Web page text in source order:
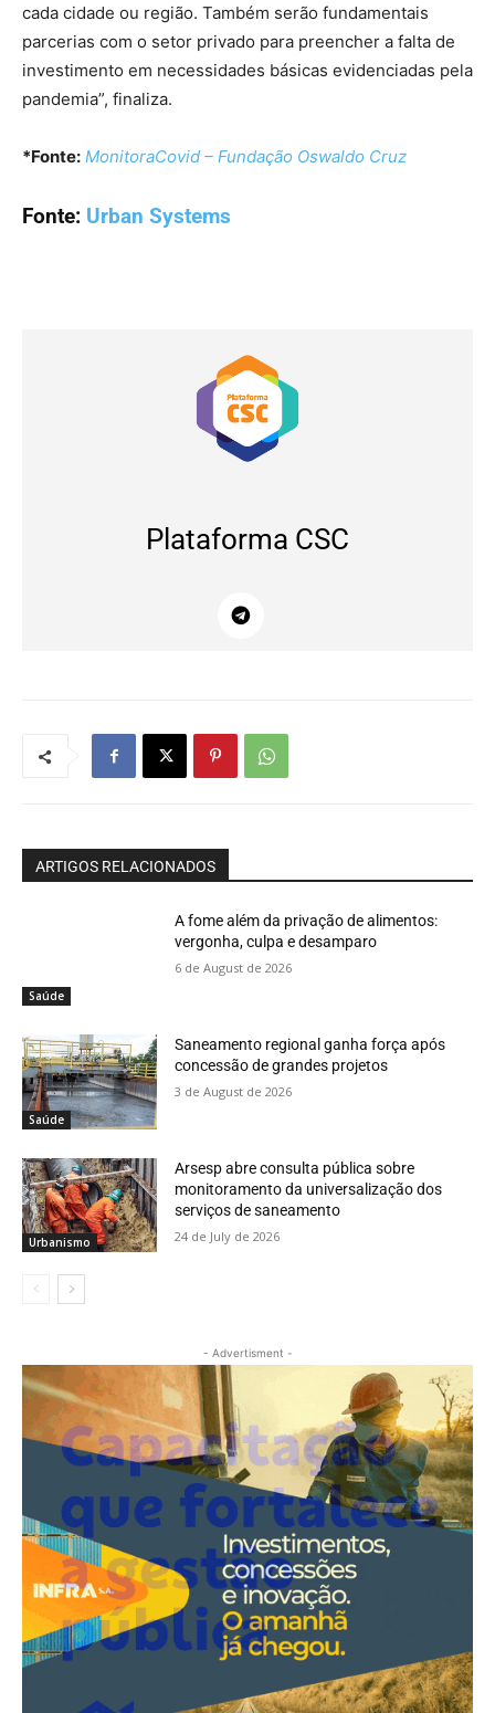
cada cidade ou região. Também serão fundamentais
parcerias com o setor privado para preencher a falta de
investimento em necessidades básicas evidenciadas pela
pandemia”, finaliza.
*Fonte: MonitoraCovid – Fundação Oswaldo Cruz
Fonte: Urban Systems
Plataforma CSC
ARTIGOS RELACIONADOS
Saúde
A fome além da privação de alimentos:
vergonha, culpa e desamparo
6 de August de 2026
Saúde
Saneamento regional ganha força após
concessão de grandes projetos
3 de August de 2026
Urbanismo
Arsesp abre consulta pública sobre
monitoramento da universalização dos
serviços de saneamento
24 de July de 2026
- Advertisment -